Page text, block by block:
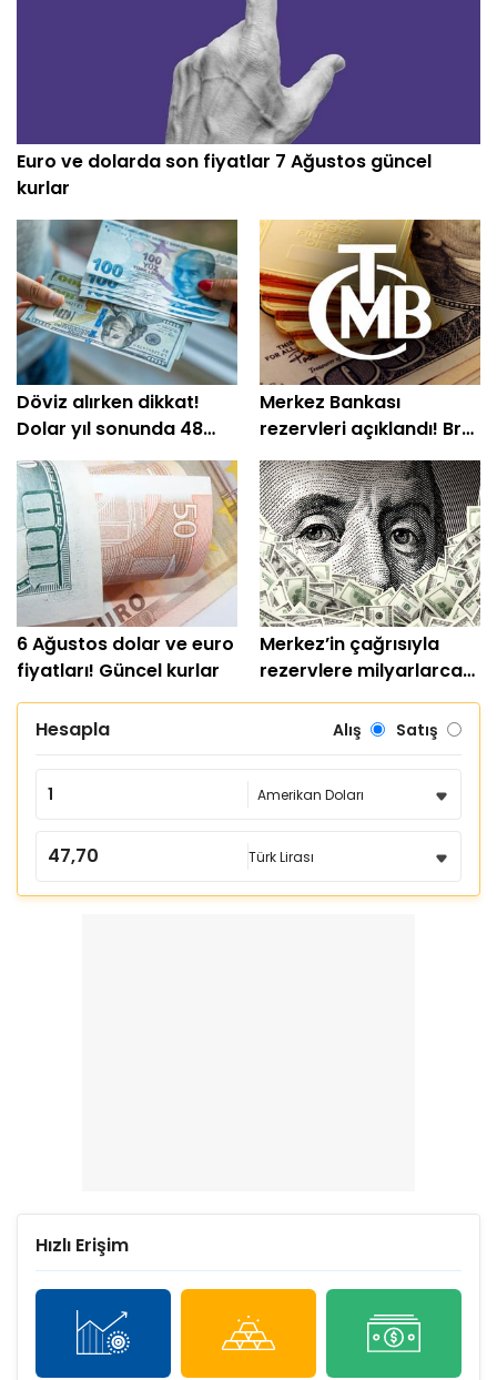
Euro ve dolarda son fiyatlar 7 Ağustos güncel
kurlar
Döviz alırken dikkat!
Dolar yıl sonunda 48
TL'yi görebilir
Merkez Bankası
rezervleri açıklandı! Brüt
rezerv 164,4 milyar
dolara çıktı
6 Ağustos dolar ve euro
fiyatları! Güncel kurlar
Merkez’in çağrısıyla
rezervlere milyarlarca
dolar girdi
Hesapla
Alış Satış
Hızlı Erişim